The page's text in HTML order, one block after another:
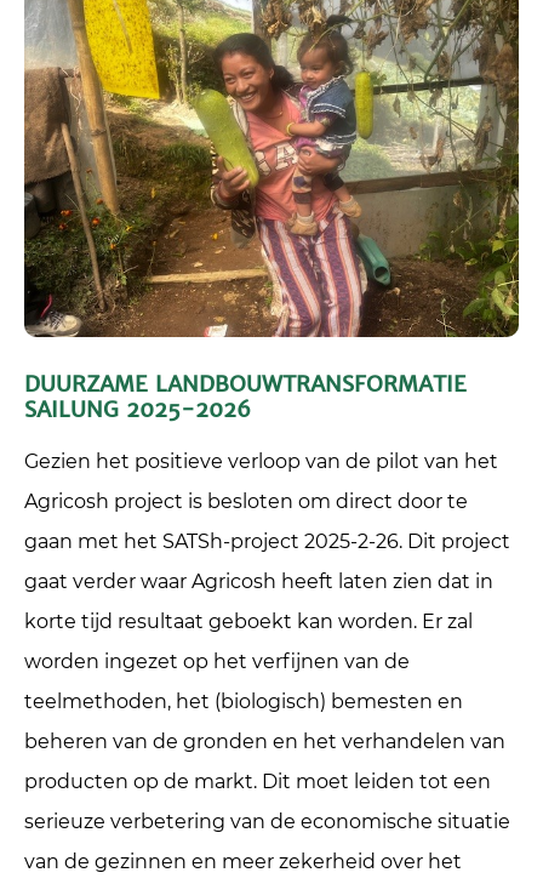
DUURZAME LANDBOUWTRANSFORMATIE
SAILUNG 2025-2026
Gezien het positieve verloop van de pilot van het
Agricosh project is besloten om direct door te
gaan met het SATSh-project 2025-2-26. Dit project
gaat verder waar Agricosh heeft laten zien dat in
korte tijd resultaat geboekt kan worden. Er zal
worden ingezet op het verfijnen van de
teelmethoden, het (biologisch) bemesten en
beheren van de gronden en het verhandelen van
producten op de markt. Dit moet leiden tot een
serieuze verbetering van de economische situatie
van de gezinnen en meer zekerheid over het